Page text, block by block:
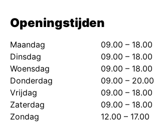
Openingstijden
Maandag
09.00 – 18.00
Dinsdag
09.00 – 18.00
Woensdag
09.00 – 18.00
Donderdag
09.00 – 20.00
Vrijdag
09.00 – 18.00
Zaterdag
09.00 – 18.00
Zondag
12.00 – 17.00